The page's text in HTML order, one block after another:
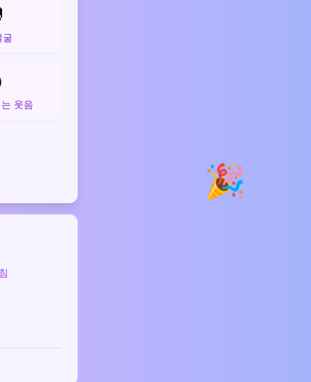
🎉
굴
웃음